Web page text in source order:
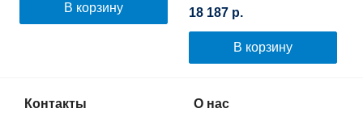
В корзину 18 187 р.
В корзину
Контакты О нас